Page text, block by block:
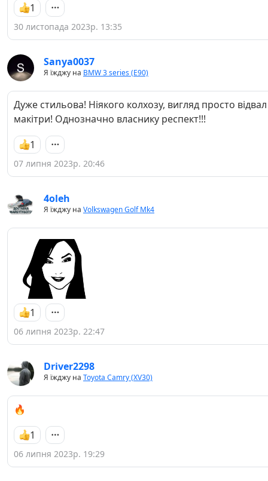
1
30 листопада 2023р. 13:35
Sanya0037
Я їжджу на BMW 3 series (E90)
Дуже стильова! Ніякого колхозу, вигляд просто відвал
макітри! Однозначно власнику респект!!!
1
07 липня 2023р. 20:46
4oleh
Я їжджу на Volkswagen Golf Mk4
1
06 липня 2023р. 22:47
Driver2298
Я їжджу на Toyota Camry (XV30)
🔥
1
06 липня 2023р. 19:29